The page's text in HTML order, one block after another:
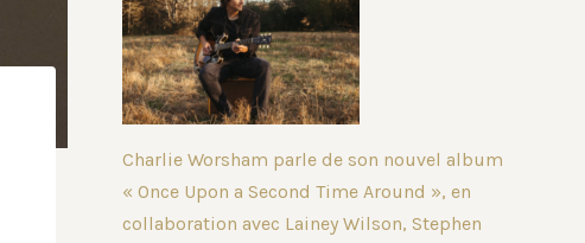
Charlie Worsham parle de son nouvel album
« Once Upon a Second Time Around », en
collaboration avec Lainey Wilson, Stephen